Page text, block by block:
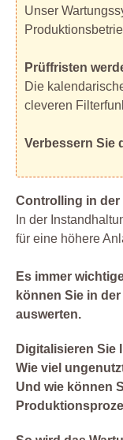
Unser
Prüffristen
Die
cleveren
Verbessern Sie
Controlling in der
In der
für eine höhere
Es immer
können Sie in
auswerten.
Digitalisieren Sie
Wie viel
Und wie können